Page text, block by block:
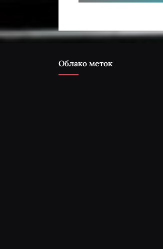
Облако меток